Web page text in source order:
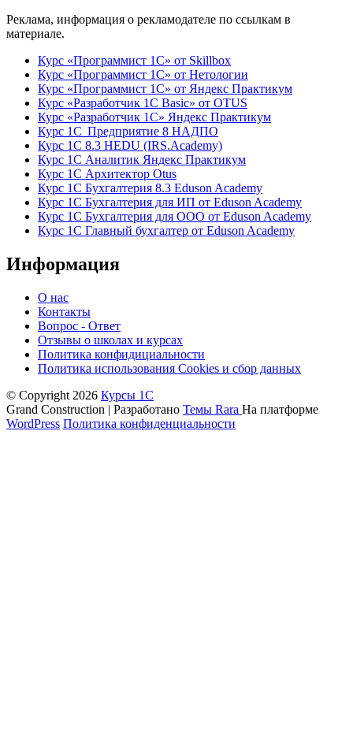
Реклама, информация о рекламодателе по ссылкам в
материале.
Курс «Программист 1С» от Skillbox
Курс «Программист 1С» от Нетологии
Курс «Программист 1С» от Яндекс Практикум
Курс «Разработчик 1С Basic» от OTUS
Курс «Разработчик 1С» Яндекс Практикум
Курс 1С Предприятие 8 НАДПО
Курс 1С 8.3 HEDU (IRS.Academy)
Курс 1С Аналитик Яндекс Практикум
Курс 1С Архитектор Otus
Курс 1С Бухгалтерия 8.3 Eduson Academy
Курс 1С Бухгалтерия для ИП от Eduson Academy
Курс 1С Бухгалтерия для ООО от Eduson Academy
Курс 1С Главный бухгалтер от Eduson Academy
Информация
О нас
Контакты
Вопрос - Ответ
Отзывы о школах и курсах
Политика конфидициальности
Политика использования Cookies и сбор данных
© Copyright 2026 Курсы 1С
Grand Construction | Разработано Темы Rara На платформе
WordPress Политика конфиденциальности